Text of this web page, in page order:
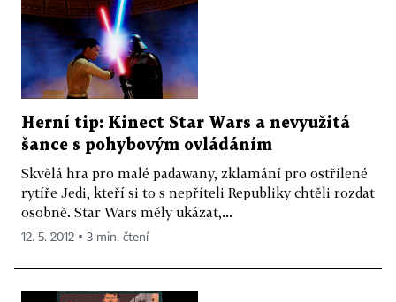
Herní tip: Kinect Star Wars a nevyužitá
šance s pohybovým ovládáním
Skvělá hra pro malé padawany, zklamání pro ostřílené
rytíře Jedi, kteří si to s nepříteli Republiky chtěli rozdat
osobně. Star Wars měly ukázat,...
12. 5. 2012 ▪ 3 min. čtení